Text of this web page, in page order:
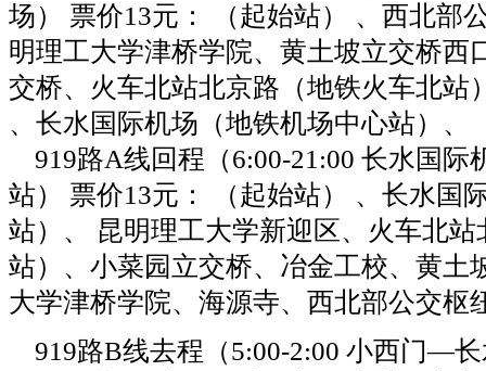
场） 票价13元： （起始站） 、西北部
明理工大学津桥学院、黄土坡立交桥西
交桥、火车北站北京路（地铁火车北站
、长水国际机场（地铁机场中心站）、
919路A线回程（6:00-21:00 长水国
站） 票价13元： （起始站） 、长水国
站）、 昆明理工大学新迎区、火车北
站）、小菜园立交桥、冶金工校、黄土
大学津桥学院、海源寺、西北部公交枢
919路B线去程（5:00-2:00 小西门—